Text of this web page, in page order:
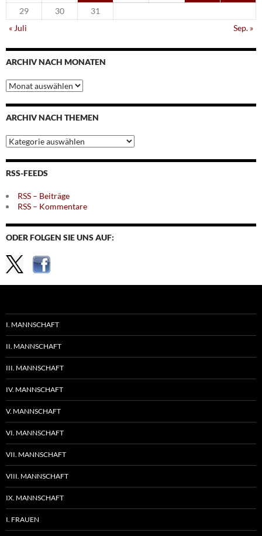
29
30
31
« Juli
Sep. »
ARCHIV NACH MONATEN
Archiv
nach
Monaten
ARCHIV NACH THEMEN
Archiv
nach
Themen
RSS-FEEDS
RSS – Beiträge
RSS – Kommentare
ODER FOLGEN SIE UNS AUF:
I. MANNSCHAFT
II. MANNSCHAFT
III. MANNSCHAFT
IV. MANNSCHAFT
V. MANNSCHAFT
VI. MANNSCHAFT
VII. MANNSCHAFT
VIII. MANNSCHAFT
IX. MANNSCHAFT
I. FRAUEN